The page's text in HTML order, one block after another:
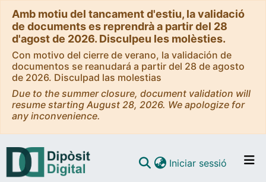
Amb motiu del tancament d'estiu, la validació
de documents es reprendrà a partir del 28
d'agost de 2026. Disculpeu les molèsties.
Con motivo del cierre de verano, la validación de
documentos se reanudará a partir del 28 de agosto
de 2026. Disculpad las molestias
Due to the summer closure, document validation will
resume starting August 28, 2026. We apologize for
any inconvenience.
Iniciar sessió (current)